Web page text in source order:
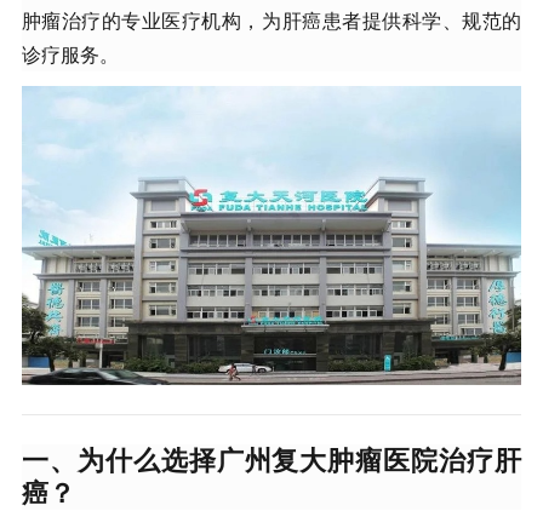
肿瘤治疗的专业医疗机构，为肝癌患者提供科学、规范的
诊疗服务。
一、为什么选择广州复大肿瘤医院治疗肝
癌？